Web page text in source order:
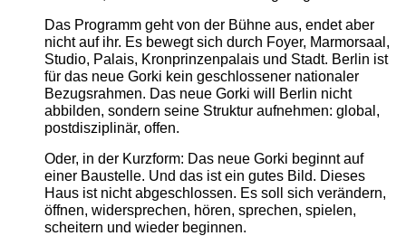
Das Programm geht von der Bühne aus, endet aber
nicht auf ihr. Es bewegt sich durch Foyer, Marmorsaal,
Studio, Palais, Kronprinzenpalais und Stadt. Berlin ist
für das neue Gorki kein geschlossener nationaler
Bezugsrahmen. Das neue Gorki will Berlin nicht
abbilden, sondern seine Struktur aufnehmen: global,
postdisziplinär, offen.
Oder, in der Kurzform: Das neue Gorki beginnt auf
einer Baustelle. Und das ist ein gutes Bild. Dieses
Haus ist nicht abgeschlossen. Es soll sich verändern,
öffnen, widersprechen, hören, sprechen, spielen,
scheitern und wieder beginnen.